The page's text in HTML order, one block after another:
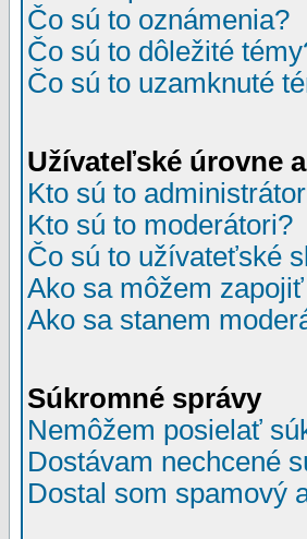
Čo sú to oznámenia?
Čo sú to dôležité
Čo sú to uzamknuté
Užívateľské úrovne
Kto sú to
Kto sú to moderátori?
Čo sú to užívateťské
Ako sa môžem
Ako sa stanem
Súkromné správy
Nemôžem posielať
Dostávam nechcené
Dostal som spamový